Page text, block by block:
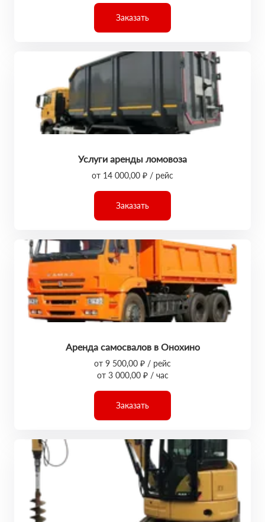
Заказать
Услуги аренды ломовоза
от 14 000,00 ₽ / рейс
Заказать
Аренда самосвалов в Онохино
от 9 500,00 ₽ / рейс
от 3 000,00 ₽ / час
Заказать